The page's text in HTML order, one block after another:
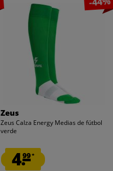
Zeus
Zeus Calza Energy Medias de fútbol
verde
4.99*